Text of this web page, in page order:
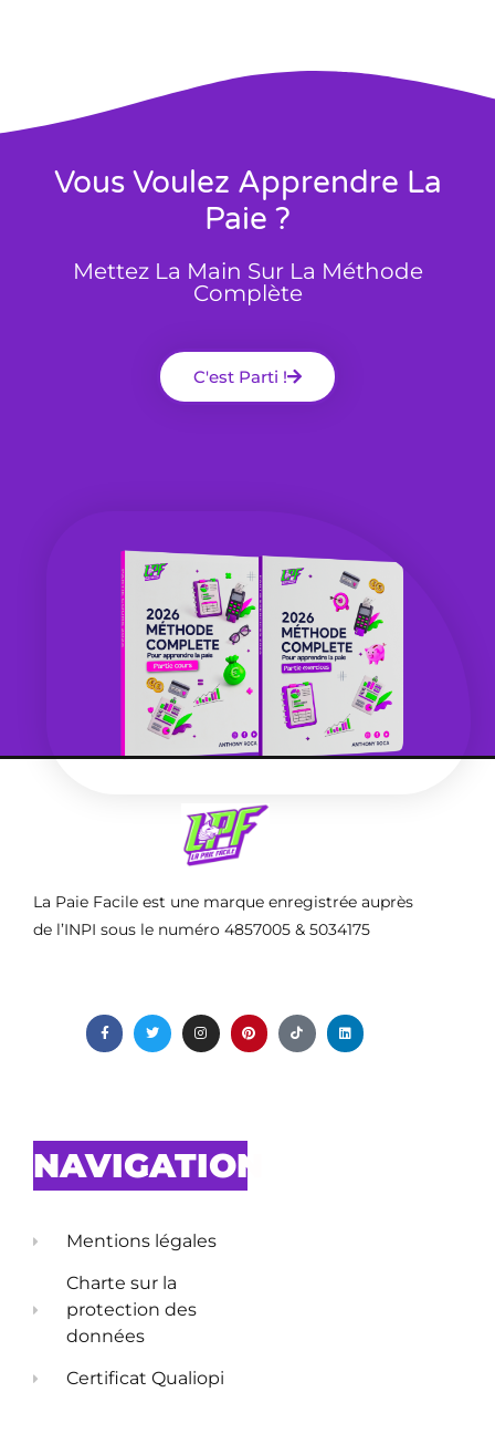
Vous Voulez Apprendre La
Paie ?
Mettez La Main Sur La Méthode
Complète
C'est Parti !
La Paie Facile est une marque enregistrée auprès
de l’INPI sous le numéro 4857005 & 5034175
NAVIGATION
Mentions légales
Charte sur la
protection des
données
Certificat Qualiopi